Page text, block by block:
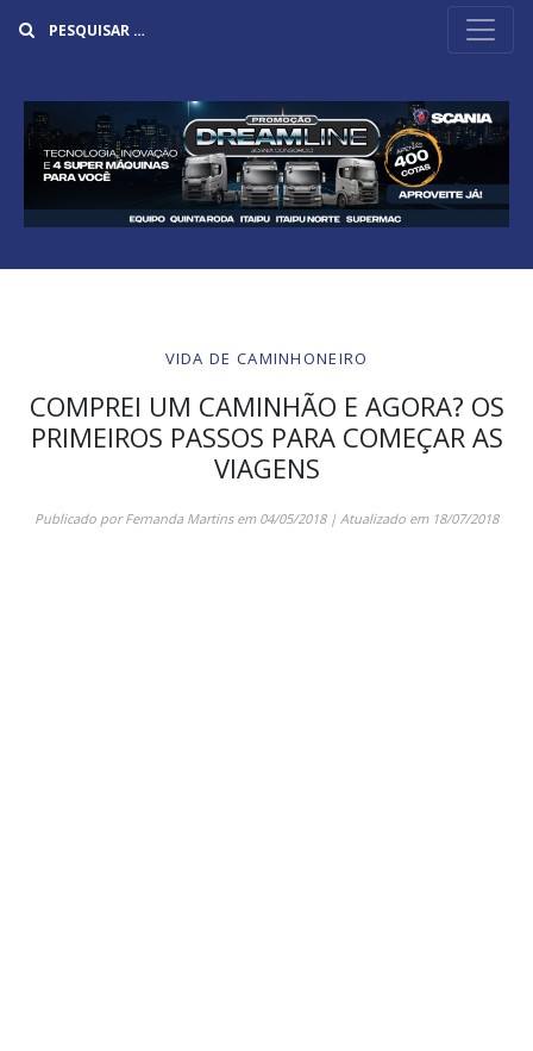
VIDA DE CAMINHONEIRO
COMPREI UM CAMINHÃO E AGORA? OS
PRIMEIROS PASSOS PARA COMEÇAR AS
VIAGENS
Publicado porFernanda Martinsem 04/05/2018| Atualizado em 18/07/2018